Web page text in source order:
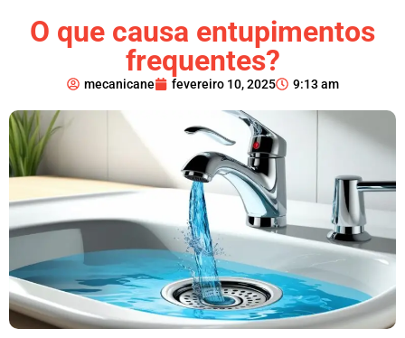
O que causa entupimentos
frequentes?
mecanicane fevereiro 10, 2025 9:13 am